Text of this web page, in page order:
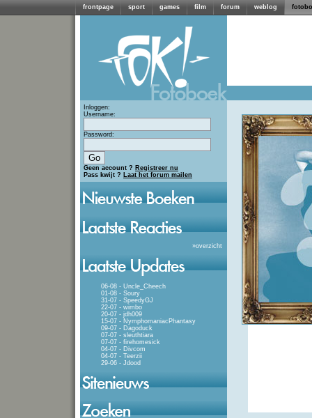
frontpage sport games film forum weblog
Inloggen:
Username:
Password:
Geen account ? Registreer nu
Pass kwijt ? Laat het forum mailen
»overzicht
06-08 - Uncle_Cheech
01-08 - Soury
31-07 - SpeedyGJ
22-07 - wimbo
20-07 - jdh009
15-07 - NymphomaniacPhantasy
09-07 - Dagoduck
07-07 - sleuthtiara
07-07 - firehomesick
04-07 - Divcom
04-07 - Teerzii
29-06 - Jdood